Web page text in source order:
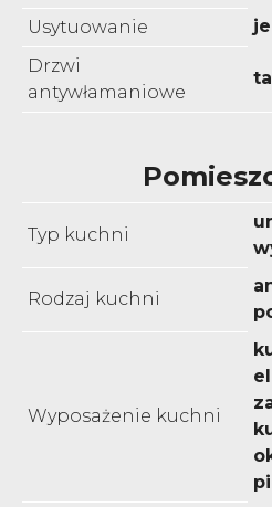
Usytuowanie
Drzwi
antywłamaniowe
Typ kuchni
Rodzaj kuchni
Wyposażenie kuchni